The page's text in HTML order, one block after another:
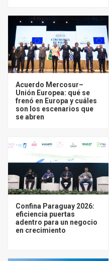
Acuerdo Mercosur–
Unión Europea: qué se
frenó en Europa y cuáles
son los escenarios que
se abren
Confina Paraguay 2026:
eficiencia puertas
adentro para un negocio
en crecimiento